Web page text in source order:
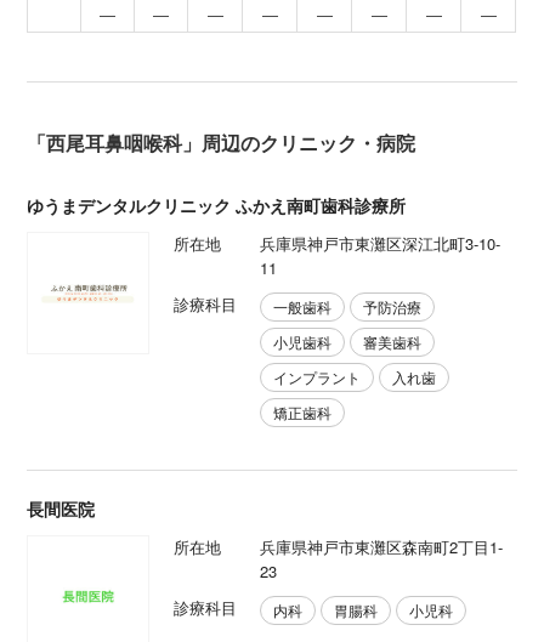
―
― ― ― ― ― ― ―
「西尾耳鼻咽喉科」周辺のクリニック・病院
ゆうまデンタルクリニック ふかえ南町歯科診療所
所在地
兵庫県神戸市東灘区深江北町3-10-
11
診療科目
一般歯科
予防治療
小児歯科
審美歯科
インプラント
入れ歯
矯正歯科
長間医院
所在地
兵庫県神戸市東灘区森南町2丁目1-
23
診療科目
内科 胃腸科 小児科